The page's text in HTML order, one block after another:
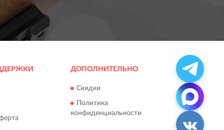
ДОПОЛНИТЕЛЬНО
Скидки
Политика
конфиденциальности